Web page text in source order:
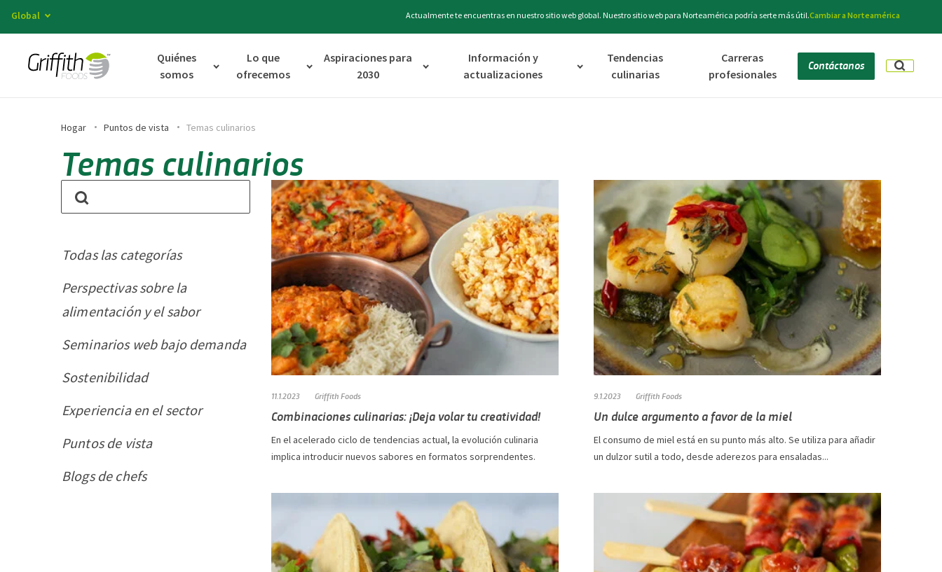
Global Actualmente te encuentras en nuestro sitio web global. Nuestro sitio web para Norteamérica podría serte más útil.Cambiar a Norteamérica
Quiénes
somos
Lo que
ofrecemos
Aspiraciones para
2030
Información y
actualizaciones
Tendencias
culinarias
Carreras
profesionales
Contáctanos
Hogar Puntos de vista Temas culinarios
Temas culinarios
Todas las categorías
Perspectivas sobre la
alimentación y el sabor
Seminarios web bajo demanda
Sostenibilidad
Experiencia en el sector
Puntos de vista
Blogs de chefs
11.1.2023 Griffith Foods
Combinaciones culinarias: ¡Deja volar tu creatividad!
En el acelerado ciclo de tendencias actual, la evolución culinaria
implica introducir nuevos sabores en formatos sorprendentes.
9.1.2023 Griffith Foods
Un dulce argumento a favor de la miel
El consumo de miel está en su punto más alto. Se utiliza para añadir
un dulzor sutil a todo, desde aderezos para ensaladas...